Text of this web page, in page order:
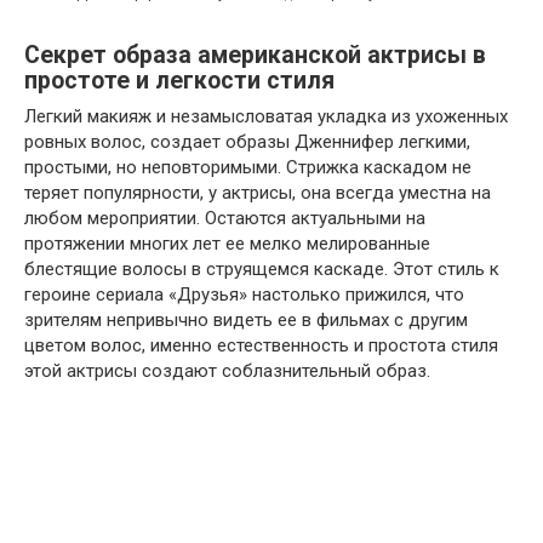
Секрет образа американской актрисы в
простоте и легкости стиля
Легкий макияж и незамысловатая укладка из ухоженных
ровных волос, создает образы Дженнифер легкими,
простыми, но неповторимыми. Стрижка каскадом не
теряет популярности, у актрисы, она всегда уместна на
любом мероприятии. Остаются актуальными на
протяжении многих лет ее мелко мелированные
блестящие волосы в струящемся каскаде. Этот стиль к
героине сериала «Друзья» настолько прижился, что
зрителям непривычно видеть ее в фильмах с другим
цветом волос, именно естественность и простота стиля
этой актрисы создают соблазнительный образ.